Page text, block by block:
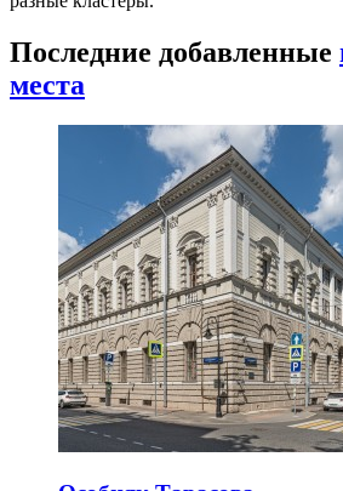
Последние добавленные
места